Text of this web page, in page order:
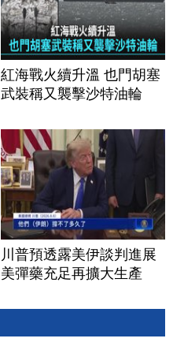
紅海戰火續升溫 也門胡塞
武裝稱又襲擊沙特油輪
川普預透露美伊談判進展
美彈藥充足再擴大生產